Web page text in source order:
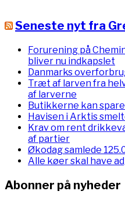
Seneste nyt fra
Forurening på
bliver nu indkapslet
Danmarks
Træt af larven fra
af larverne
Butikkerne kan
Havisen i Arktis
Krav om rent
af partier
Økodag samlede
Alle køer skal have
Abonner på nyheder